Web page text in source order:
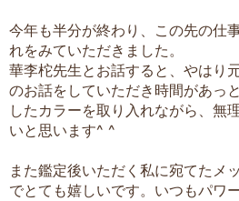
今年も半分が終わり、この先の仕
れをみていただきました。
華李柁先生とお話すると、やはり
のお話をしていただき時間があっ
したカラーを取り入れながら、無
いと思います^ ^
また鑑定後いただく私に宛てたメ
でとても嬉しいです。いつもパワ